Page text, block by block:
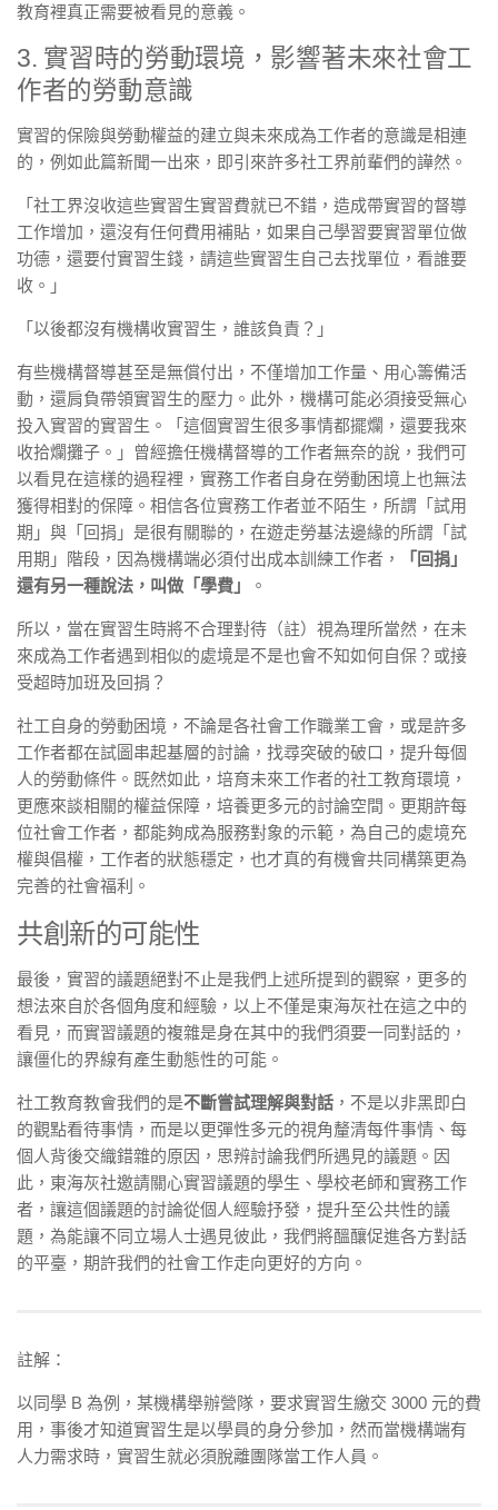
教育裡真正需要被看見的意義。
3. 實習時的勞動環境，影響著未來社會工
作者的勞動意識
實習的保險與勞動權益的建立與未來成為工作者的意識是相連
的，例如此篇新聞一出來，即引來許多社工界前輩們的譁然。
「社工界沒收這些實習生實習費就已不錯，造成帶實習的督導
工作增加，還沒有任何費用補貼，如果自己學習要實習單位做
功德，還要付實習生錢，請這些實習生自己去找單位，看誰要
收。」
「以後都沒有機構收實習生，誰該負責？」
有些機構督導甚至是無償付出，不僅增加工作量、用心籌備活
動，還肩負帶領實習生的壓力。此外，機構可能必須接受無心
投入實習的實習生。「這個實習生很多事情都擺爛，還要我來
收拾爛攤子。」曾經擔任機構督導的工作者無奈的說，我們可
以看見在這樣的過程裡，實務工作者自身在勞動困境上也無法
獲得相對的保障。相信各位實務工作者並不陌生，所謂「試用
期」與「回捐」是很有關聯的，在遊走勞基法邊緣的所謂「試
用期」階段，因為機構端必須付出成本訓練工作者，
「回捐」
還有另一種說法，叫做「學費」
。
所以，當在實習生時將不合理對待（註）視為理所當然，在未
來成為工作者遇到相似的處境是不是也會不知如何自保？或接
受超時加班及回捐？
社工自身的勞動困境，不論是各社會工作職業工會，或是許多
工作者都在試圖串起基層的討論，找尋突破的破口，提升每個
人的勞動條件。既然如此，培育未來工作者的社工教育環境，
更應來談相關的權益保障，培養更多元的討論空間。更期許每
位社會工作者，都能夠成為服務對象的示範，為自己的處境充
權與倡權，工作者的狀態穩定，也才真的有機會共同構築更為
完善的社會福利。
共創新的可能性
最後，實習的議題絕對不止是我們上述所提到的觀察，更多的
想法來自於各個角度和經驗，以上不僅是東海灰社在這之中的
看見，而實習議題的複雜是身在其中的我們須要一同對話的，
讓僵化的界線有產生動態性的可能。
社工教育教會我們的是不斷嘗試理解與對話 ，不是以非黑即白
的觀點看待事情，而是以更彈性多元的視角釐清每件事情、每
個人背後交織錯雜的原因，思辨討論我們所遇見的議題。因
此，東海灰社邀請關心實習議題的學生、學校老師和實務工作
者，讓這個議題的討論從個人經驗抒發，提升至公共性的議
題，為能讓不同立場人士遇見彼此，我們將醞釀促進各方對話
的平臺，期許我們的社會工作走向更好的方向。
註解：
以同學 B 為例，某機構舉辦營隊，要求實習生繳交 3000 元的費
用，事後才知道實習生是以學員的身分參加，然而當機構端有
人力需求時，實習生就必須脫離團隊當工作人員。